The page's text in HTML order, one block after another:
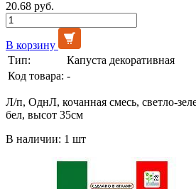
20.68 руб.
В корзину
Тип:
Капуста декоративная
Код товара: -
Л/п, ОднЛ, кочанная смесь, светло-
бел, высот 35см
В наличии: 1 шт